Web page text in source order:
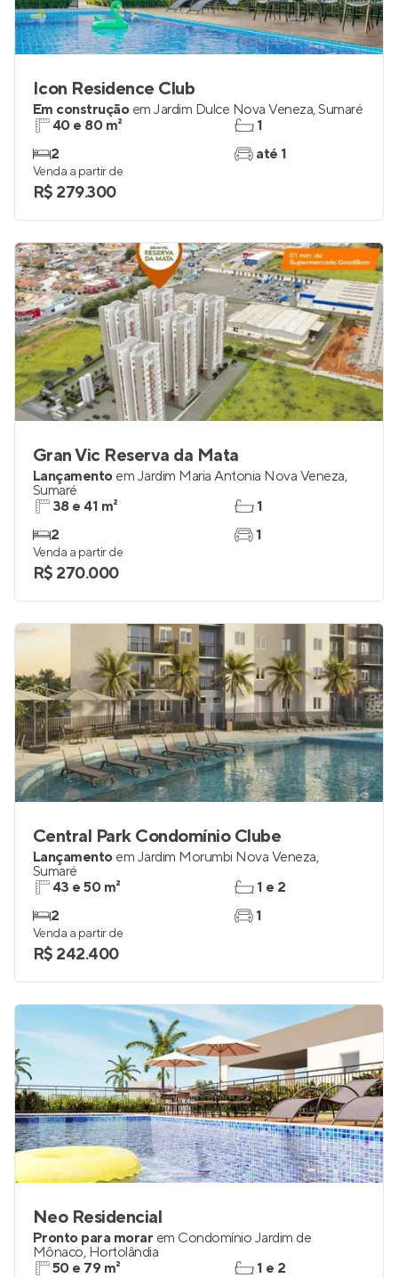
Icon Residence Club
Em construção em Jardim Dulce Nova Veneza,Sumaré
40 e 80 m²
2
1
até 1
Venda a partir de
R$ 279.300
Gran Vic Reserva da Mata
Lançamento em Jardim Maria Antonia Nova Veneza,
Sumaré
38 e 41 m²
2
1
1
Venda a partir de
R$ 270.000
Central Park Condomínio Clube
Lançamento em Jardim Morumbi Nova Veneza,
Sumaré
43 e 50 m²
2
1 e 2
1
Venda a partir de
R$ 242.400
Neo Residencial
Pronto para morar em Condomínio Jardim de
Mônaco, Hortolândia
50 e 79 m²
1 e 2